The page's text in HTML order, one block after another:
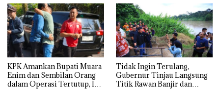
KPK Amankan Bupati Muara
Enim dan Sembilan Orang
dalam Operasi Tertutup, Ini
Tidak Ingin Terulang,
Gubernur Tinjau Langsung
Titik Rawan Banjir dan